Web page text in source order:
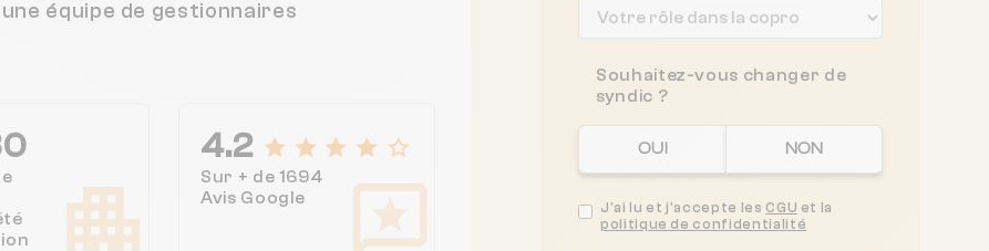
équipe de gestionnaires
4.2
Sur + de 1694
Avis Google
Souhaitez-vous changer de
syndic ?
OUI NON
J'ai lu et j'accepte les CGU et la
politique de confidentialité